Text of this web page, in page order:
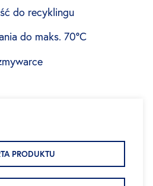
do recyklingu
do maks. 70°C
PRODUKTU